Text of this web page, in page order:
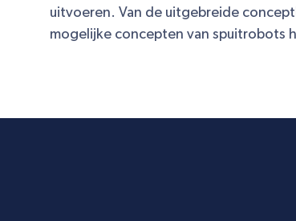
uitvoeren. Van de uitgebreide
mogelijke concepten van spuitrobots